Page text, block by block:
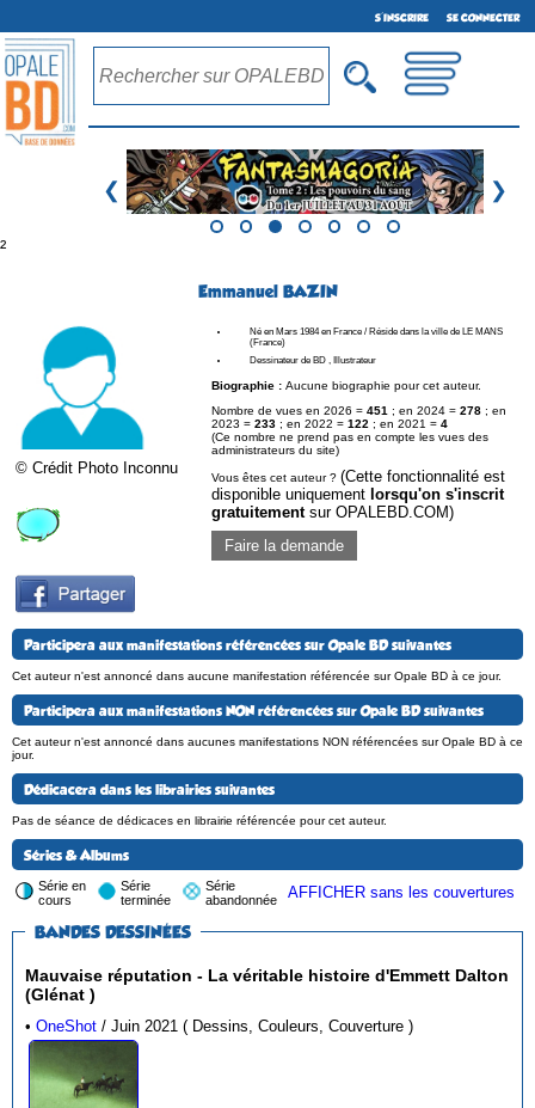
S'INSCRIRE SE CONNECTER
❮ ❯
²
Emmanuel BAZIN
© Crédit Photo Inconnu
Né en Mars 1984 en France / Réside dans la ville de LE MANS
(France)
Dessinateur de BD , Illustrateur
Biographie : Aucune biographie pour cet auteur.
Nombre de vues en 2026 = 451 ; en 2024 = 278 ; en
2023 = 233 ; en 2022 = 122 ; en 2021 = 4
(Ce nombre ne prend pas en compte les vues des
administrateurs du site)
Vous êtes cet auteur ? (Cette fonctionnalité est
disponible uniquement lorsqu'on s'inscrit
gratuitementsur OPALEBD.COM)
Faire la demande
Participera aux manifestations référencées sur Opale BD suivantes
Cet auteur n'est annoncé dans aucune manifestation référencée sur Opale BD à ce jour.
Participera aux manifestations NON référencées sur Opale BD suivantes
Cet auteur n'est annoncé dans aucunes manifestations NON référencées sur Opale BD à ce
jour.
Dédicacera dans les librairies suivantes
Pas de séance de dédicaces en librairie référencée pour cet auteur.
Séries & Albums
Série en
cours
Série
terminée
Série
abandonnée
AFFICHER sans les couvertures
BANDES DESSINÉES
Mauvaise réputation - La véritable histoire d'Emmett Dalton
(Glénat )
•OneShot / Juin 2021 ( Dessins, Couleurs, Couverture )